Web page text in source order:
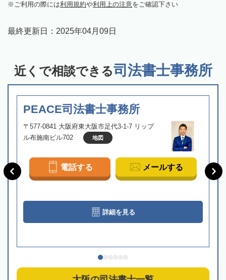
ご利用の際には利用規約や利用上の注意をご確認下さい
最終更新日： 2025年04月09日
近くで相談できる司法書士事務所
PEACE司法書士事務所
〒577-0841 大阪府東大阪市足代3-1-7 リップ
ル布施南ビル702
地図
電話する メールする
詳細を見る